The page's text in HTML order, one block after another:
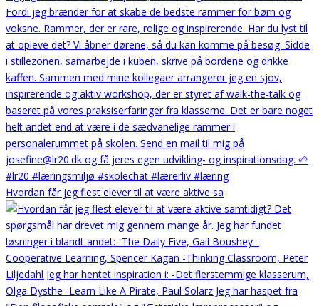
Hvordan får jeg flest elever til at være aktive sa